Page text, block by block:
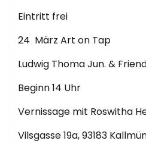
Eintritt frei
24 März Art on Tap
Ludwig Thoma Jun. &
Beginn 14 Uhr
Vernissage mit Roswitha
Vilsgasse 19a, 93183